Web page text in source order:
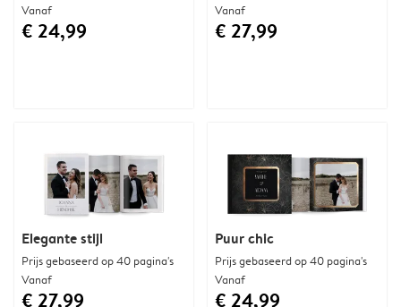
Vanaf
€ 24,99
Vanaf
€ 27,99
Elegante stijl
Prijs gebaseerd op 40 pagina's
Vanaf
€ 27,99
Puur chic
Prijs gebaseerd op 40 pagina's
Vanaf
€ 24,99